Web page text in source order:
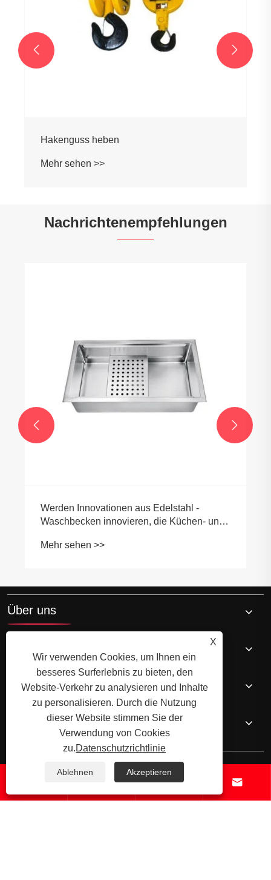
Hakenguss heben
Mehr sehen >>
 
Nachrichtenempfehlungen
Werden Innovationen aus Edelstahl -
Waschbecken innovieren, die Küchen- und
Mehr sehen >>
 
Über uns
Nachricht
Kontaktiere uns
 
X
Wir verwenden Cookies, um Ihnen ein
besseres Surferlebnis zu bieten, den
Website-Verkehr zu analysieren und Inhalte
zu personalisieren. Durch die Nutzung
dieser Website stimmen Sie der
Verwendung von Cookies
zu.Datenschutzrichtlinie
Ablehnen Akzeptieren